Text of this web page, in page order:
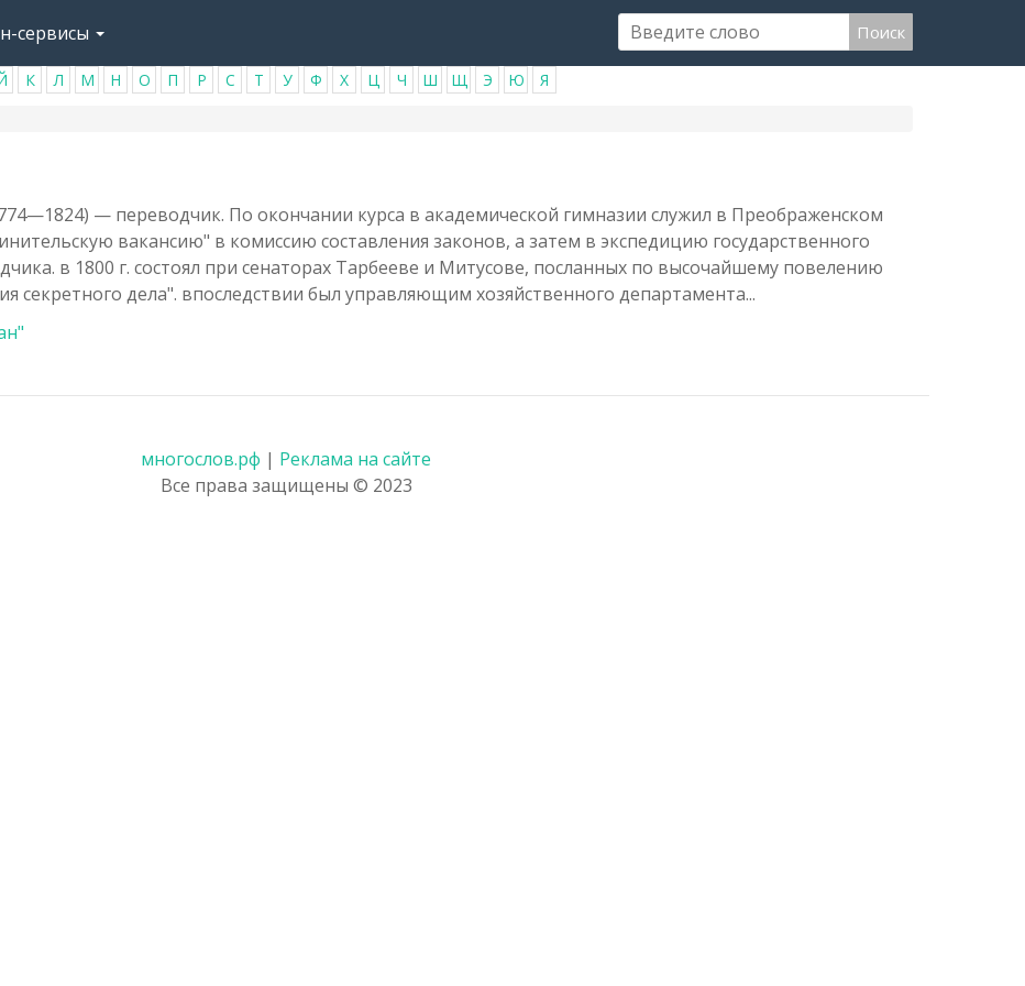
сервисы Поиск
К Л М Н О П Р С Т У Ф Х Ц Ч Ш Щ Э Ю Я
— переводчик. По окончании курса в академической гимназии служил в Преображенском
вакансию" в комиссию составления законов, а затем в экспедицию государственного
в 1800 г. состоял при сенаторах Тарбееве и Митусове, посланных по высочайшему повелению
секретного дела". впоследствии был управляющим хозяйственного департамента...
многослов.рф | Реклама на сайте
Все права защищены © 2023